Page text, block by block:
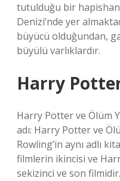
tutulduğu bir
Denizi’nde yer
büyücü olduğundan,
büyülü varlıklardır.
Harry
Harry Potter ve Ölüm
adı: Harry Potter ve
Rowling’in aynı adlı
filmlerin ikincisi ve
sekizinci ve son filmidir.